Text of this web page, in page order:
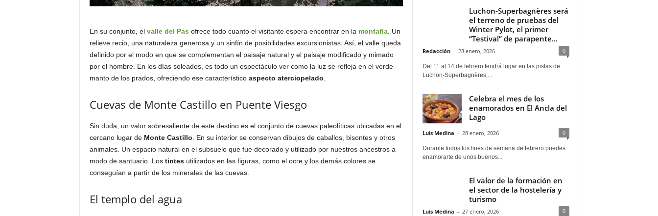
En su conjunto, el valle del Pas ofrece todo cuanto el visitante espera encontrar en la montaña. Un
relieve recio, una naturaleza generosa y un sinfín de posibilidades excursionistas. Así, el valle queda
definido por el modo en que se complementan el paisaje natural y el paisaje modificado y mimado
por el hombre. En los días soleados, es todo un espectáculo ver como la luz se refleja en el verde
manto de los prados, ofreciendo ese característico aspecto aterciopelado
Cuevas de Monte Castillo en Puente Viesgo
Sin duda, un valor sobresaliente de este destino es el conjunto de cuevas paleolíticas ubicadas en el
cercano lugar de Monte Castillo . En su interior se conservan dibujos de caballos, bisontes y otros
animales. Un espacio natural en el subsuelo que fue decorado y utilizado por nuestros ancestros a
modo de santuario. Lostintesutilizados en las figuras, como el ocre y los demás colores se
conseguían a partir de los minerales de las cuevas.
El templo del agua
Luchon-Superbagnères será
el terreno de pruebas del
Winter Pylot, el primer
“Testival” de parapente...
Redacción - 28 enero, 2026 0
Del 11 al 14 de febrero tendrá lugar en las pistas de
Luchon-Superbagnères,...
Celebra el mes de los
enamorados en El Ancla del
Lago
Luis Medina - 28 enero, 2026 0
Durante todos los fines de semana de febrero puedes
enamorarte de unos buenos...
El valor de la formación en
el sector de la hostelería y
turismo
Luis Medina - 27 enero, 2026 0